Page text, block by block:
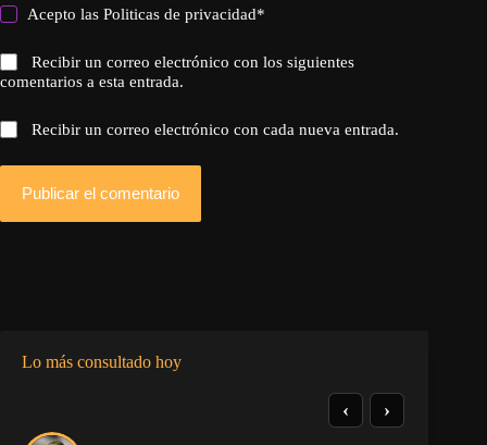
Acepto lasPoliticas de privacidad*
Recibir un correo electrónico con los siguientes
comentarios a esta entrada.
Recibir un correo electrónico con cada nueva entrada.
Publicar el comentario
Lo más consultado hoy
‹ ›